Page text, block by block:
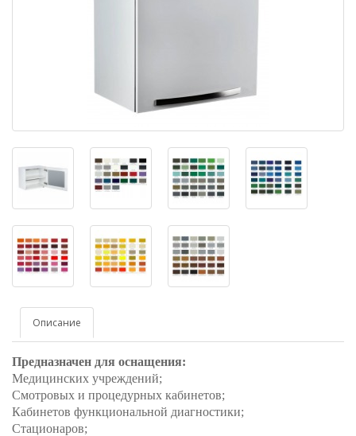
Описание
Предназначен для оснащения:
Медицинских учреждений;
Смотровых и процедурных кабинетов;
Кабинетов функциональной диагностики;
Стационаров;